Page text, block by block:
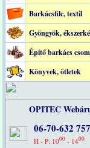
Barkácsfilc, textil
Gyöngyök,
Építő barkács
Könyvek, ötletek
OPITEC
06-70-632
H - P: 1000 - 1400